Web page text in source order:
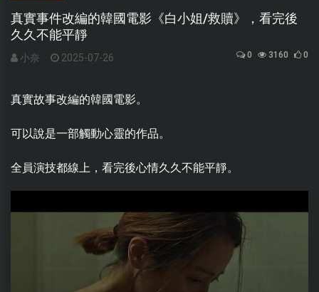
真實事件改編的韓國電影《白小姐/救贖》，看完後
久久不能平靜
小奈 2025-07-26 0 3160 0
真實故事改編的韓國電影。
可以說是一部觸動心靈的作品。
全員演技都線上，看完後心情久久不能平靜。